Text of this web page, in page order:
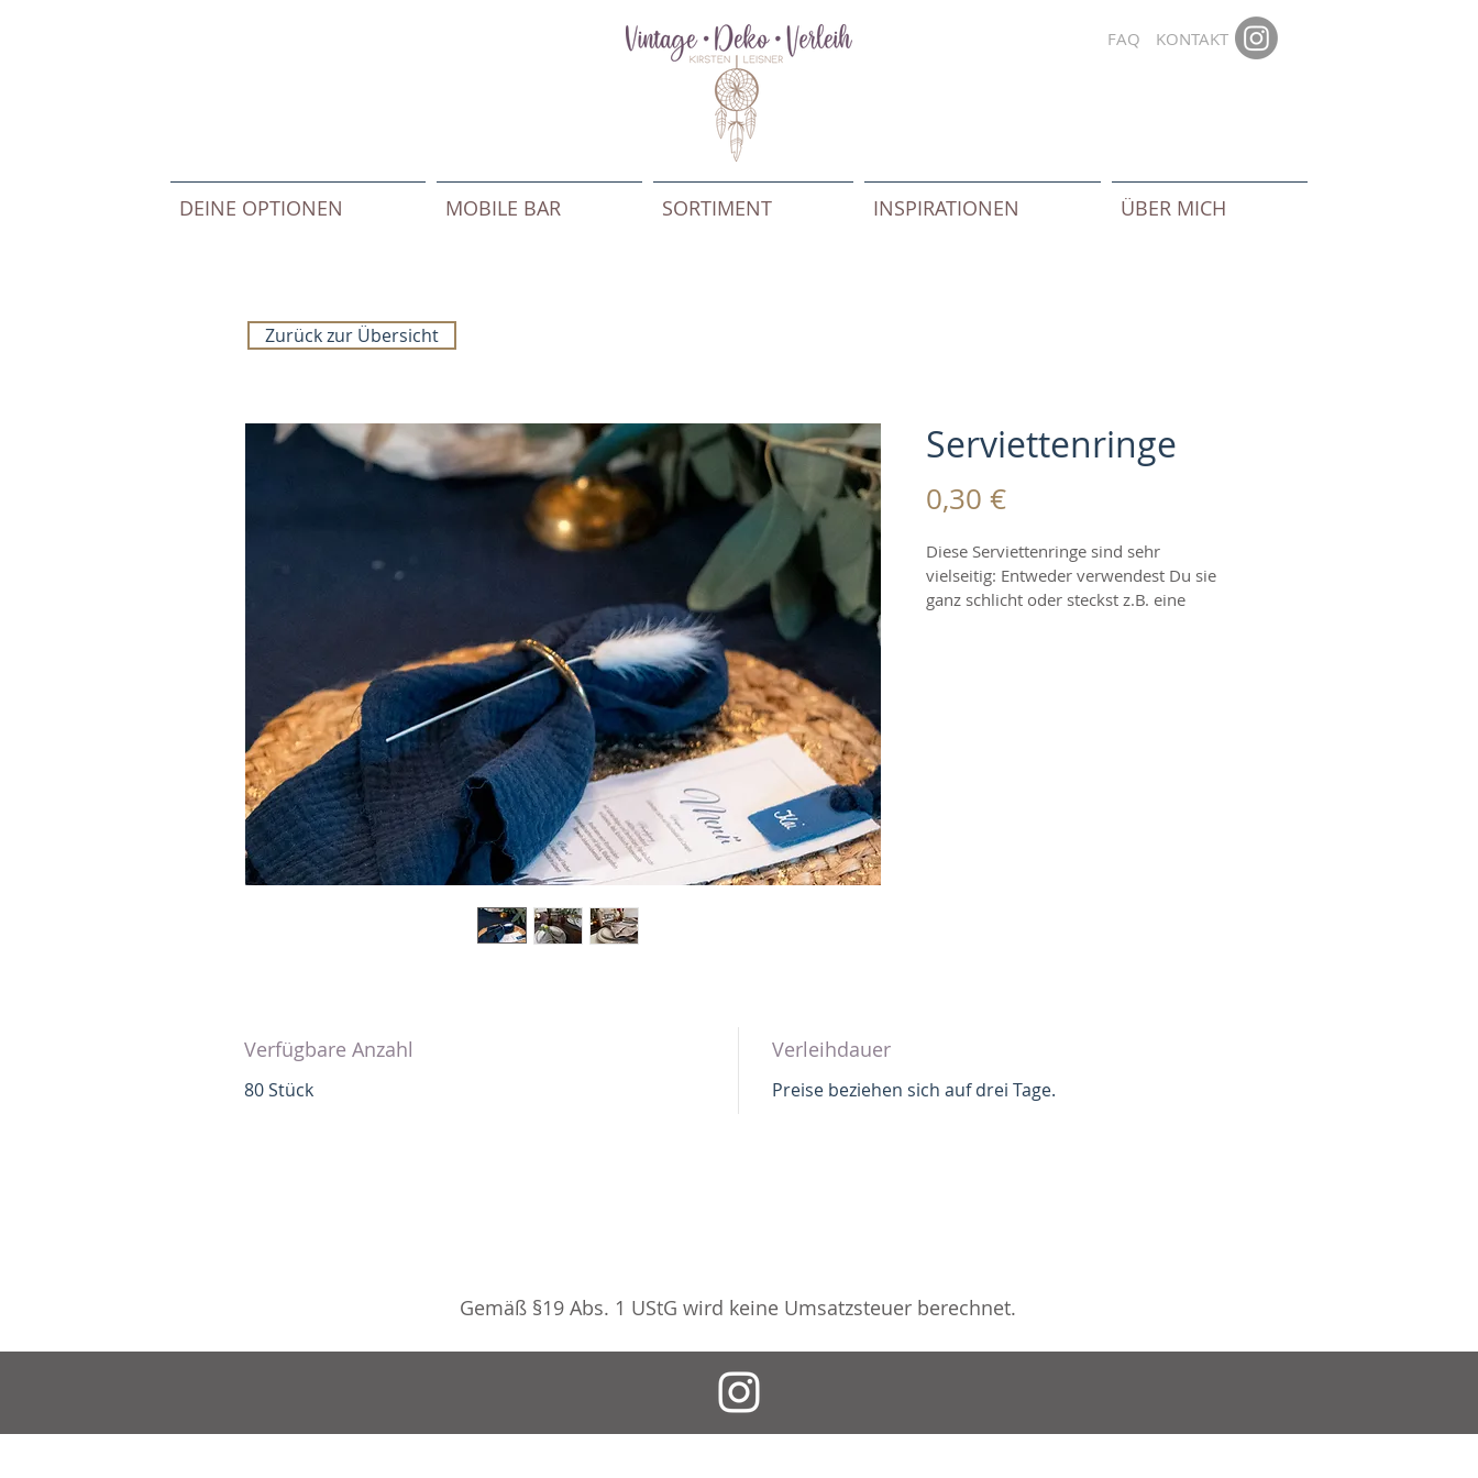
FAQ KONTAKT
DEINE OPTIONEN MOBILE BAR SORTIMENT INSPIRATIONEN ÜBER MICH
Zurück zur Übersicht
Serviettenringe
0,30 €Preis
Diese Serviettenringe sind sehr
vielseitig: Entweder verwendest Du sie
ganz schlicht oder steckst z.B. eine
Verfügbare Anzahl
80 Stück
Verleihdauer
Preise beziehen sich auf drei Tage.
Gemäß §19 Abs. 1 UStG wird keine Umsatzsteuer berechnet.